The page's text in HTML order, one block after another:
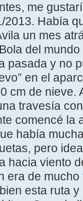
me
2013. Había
un mes
del
pasada y no
en el
cm de nieve.
travesía
comencé la
había
pero
hacia viento
era de
esta ruta